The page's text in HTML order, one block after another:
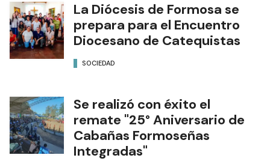
La Diócesis de Formosa se
prepara para el Encuentro
Diocesano de Catequistas
SOCIEDAD
Se realizó con éxito el
remate "25° Aniversario de
Cabañas Formoseñas
Integradas"